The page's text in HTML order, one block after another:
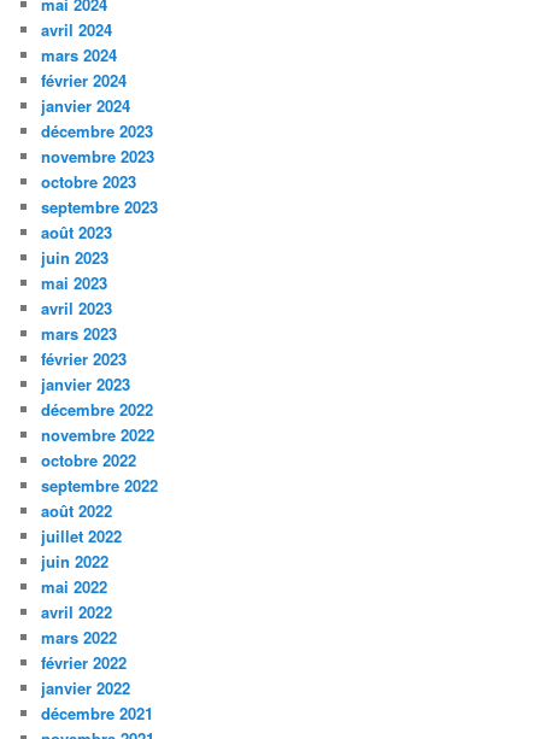
mai 2024
avril 2024
mars 2024
février 2024
janvier 2024
décembre 2023
novembre 2023
octobre 2023
septembre 2023
août 2023
juin 2023
mai 2023
avril 2023
mars 2023
février 2023
janvier 2023
décembre 2022
novembre 2022
octobre 2022
septembre 2022
août 2022
juillet 2022
juin 2022
mai 2022
avril 2022
mars 2022
février 2022
janvier 2022
décembre 2021